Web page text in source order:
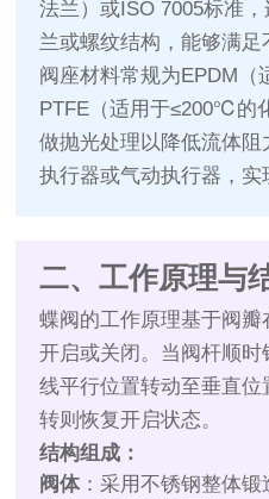
法兰）或ISO 7005标准
兰或螺纹结构，能够满足
阀座材料常规为EPDM
PTFE（适用于≤200℃的
做抛光处理以降低流体
执行器或气动执行器，实
二、工作原理与
蝶阀的工作原理基于阀瓣
开启或关闭。当阀杆顺
线平行位置转动至垂直
转则恢复开启状态。
结构组成：
阀体：采用不锈钢整体